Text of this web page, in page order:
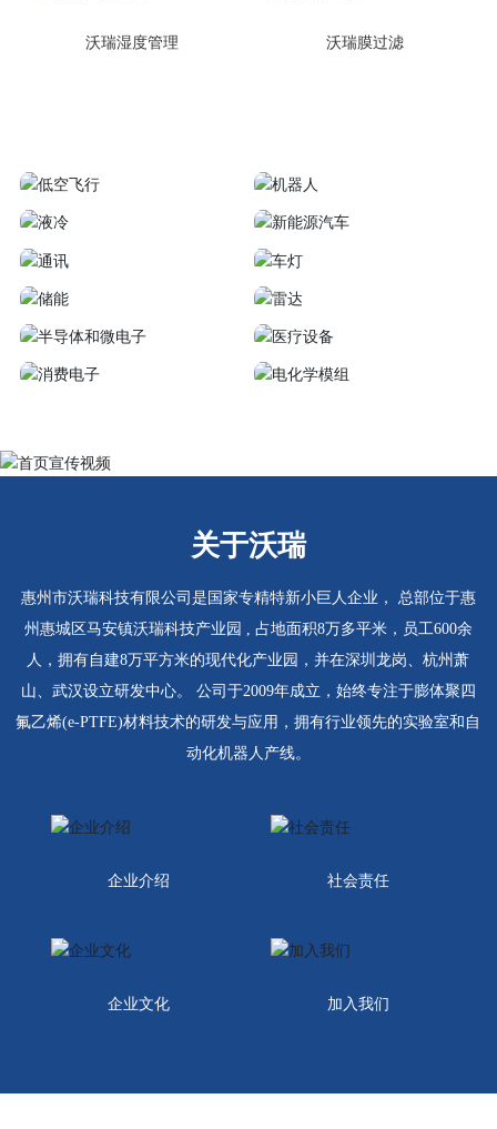
沃瑞湿度管理 沃瑞膜过滤
液冷 新能源汽车
通讯 车灯
储能 雷达
半导体和微电子 医疗设备
消费电子 安防监控
关于沃瑞
惠州市沃瑞科技有限公司是国家专精特新小巨人企业， 总部位于惠
州惠城区马安镇沃瑞科技产业园 , 占地面积8万多平米，员工600余
人，拥有自建8万平方米的现代化产业园，并在深圳龙岗、杭州萧
山、武汉设立研发中心。 公司于2009年成立，始终专注于膨体聚四
氟乙烯(e-PTFE)材料技术的研发与应用，拥有行业领先的实验室和自
动化机器人产线。
企业介绍 社会责任
企业文化 加入我们